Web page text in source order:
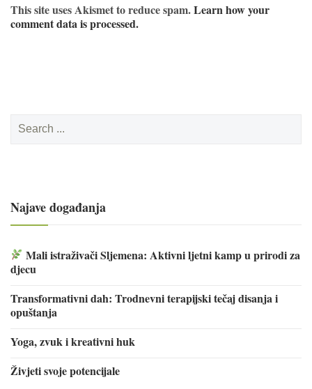
This site uses Akismet to reduce spam.Learn how your
comment data is processed.
Search
for:
Najave događanja
Mali istraživači Sljemena: Aktivni ljetni kamp u prirodi za
djecu
Transformativni dah: Trodnevni terapijski tečaj disanja i
opuštanja
Yoga, zvuk i kreativni huk
Živjeti svoje potencijale